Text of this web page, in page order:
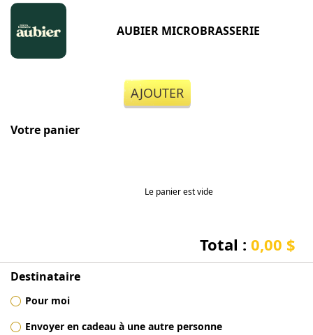
AUBIER MICROBRASSERIE
AJOUTER
Votre panier
Le panier est vide
Total : 0,00 $
Destinataire
Pour moi
Envoyer en cadeau à une autre personne